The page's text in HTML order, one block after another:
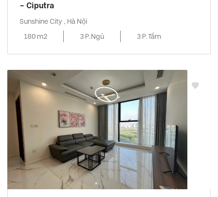
– Ciputra
Sunshine City , Hà Nội
180 m2
3 P.Ngủ 3 P.Tắm